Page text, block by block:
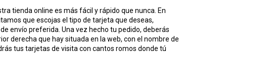
tienda online es más fácil y rápido que nunca. En
que escojas el tipo de tarjeta que deseas,
envío preferida. Una vez hecho tu pedido, deberás
derecha que hay situada en la web, con el nombre de
tus tarjetas de visita con cantos romos donde tú